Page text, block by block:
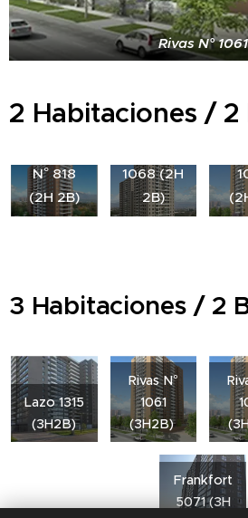
Rivas N° 1061
2 Habitaciones / 2
Alcalde
Pedro
N° 818
(2H 2B)
Vildósola
1068 (2H
2B)
3 Habitaciones / 2
Lazo 1315
(3H2B)
Rivas N°
1061
(3H2B)
Frankfort
5071 (3H